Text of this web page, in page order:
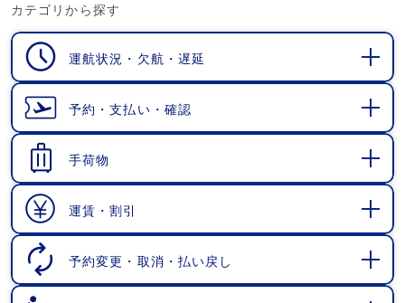
カテゴリから探す
運航状況・欠航・遅延
予約・支払い・確認
手荷物
運賃・割引
予約変更・取消・払い戻し